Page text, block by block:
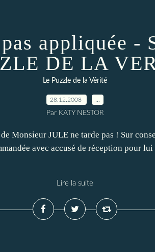
appliquée -
DE LA
Le Puzzle de la Vérité
28.12.2008
Par KATY NESTOR
Monsieur JULE ne tarde pas ! Sur
avec accusé de réception pour lui
Lire la suite